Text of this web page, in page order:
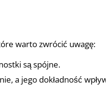
warto zwrócić uwagę:
są spójne.
a jego dokładność